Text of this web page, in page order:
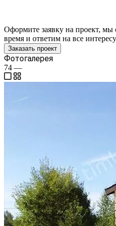
Оформите заявку на проект,
время и ответим на все
Заказать проект
Фотогалерея
74 —